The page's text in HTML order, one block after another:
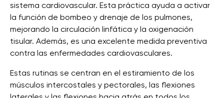
sistema cardiovascular. Esta práctica ayuda a activar
la función de bombeo y drenaje de los pulmones,
mejorando la circulación linfática y la oxigenación
tisular. Además, es una excelente medida preventiva
contra las enfermedades cardiovasculares.
Estas rutinas se centran en el estiramiento de los
músculos intercostales y pectorales, las flexiones